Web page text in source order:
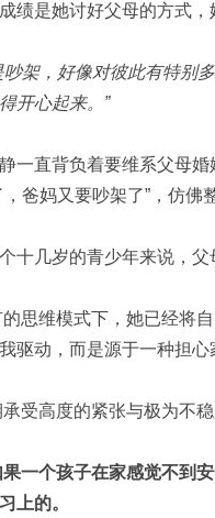
绩是她讨好父母的方式，
吵架，好像对彼此有特别
开心起来。”
一直背负着要维系父母
，爸妈又要吵架了”，仿佛
十几岁的青少年来说，父
思维模式下，她已经将
驱动，而是源于一种担心
受高度的紧张与极为不
果一个孩子在家感觉不到
上的。